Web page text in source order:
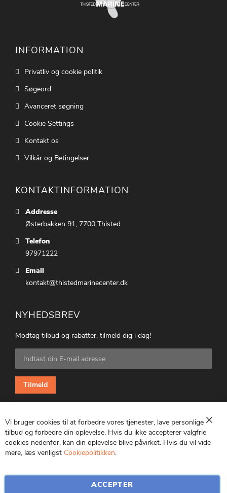
INFORMATION
Privatliv og cookie politik
Søgeord
Avanceret søgning
Cookie Settings
Kontakt os
Vilkår og Betingelser
KONTAKTINFORMATION
Addresse
Østerbakken 91, 7700 Thisted
Telefon
97971222
Email
kontakt@thistedmarinecenter.dk
NYHEDSBREV
Modtag tilbud og rabatter, tilmeld dig i dag!
Tilmeld
dig
vores
nyhedsbrev:
Tilmeld
CVR: 25847369
Luk
Vi bruger cookies til at forbedre vores tjenester, lave personlige
tilbud og forbedre din oplevelse. Hvis du ikke accepterer valgfrie
cookies nedenfor, kan din oplevelse blive påvirket. Hvis du vil vide
mere, læs venligst Cookiepolitikken.
ACCEPTER